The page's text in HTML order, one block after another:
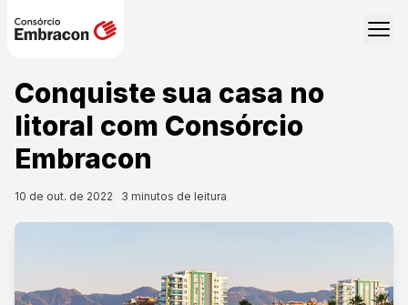
Conquiste sua casa no
litoral com Consórcio
Embracon
10 de out. de 2022 3 minutos de leitura